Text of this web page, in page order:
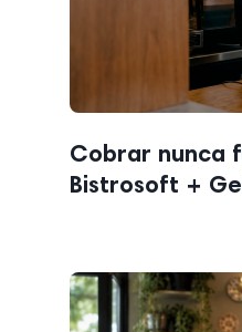
Cobrar nunca
Bistrosoft +